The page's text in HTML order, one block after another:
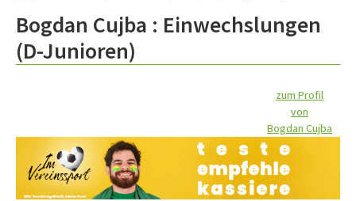
Bogdan Cujba : Einwechslungen
(D-Junioren)
zum Profil
von
Bogdan Cujba